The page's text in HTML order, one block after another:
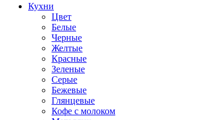
Кухни
Цвет
Белые
Черные
Желтые
Красные
Зеленые
Серые
Бежевые
Глянцевые
Кофе с молоком